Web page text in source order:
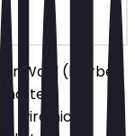
Wahl (hierbei
wird nicht